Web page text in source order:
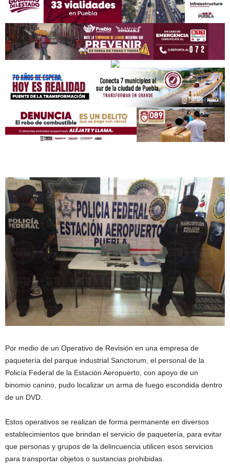
Por medio de un Operativo de Revisión en una empresa de
paquetería del parque industrial Sanctorum, el personal de la
Policía Federal de la Estación Aeropuerto, con apoyo de un
binomio canino, pudo localizar un arma de fuego escondida dentro
de un DVD.
Estos operativos se realizan de forma permanente en diversos
establecimientos que brindan el servicio de paquetería, para evitar
que personas y grupos de la delincuencia utilicen esos servicios
para transportar objetos o sustancias prohibidas.